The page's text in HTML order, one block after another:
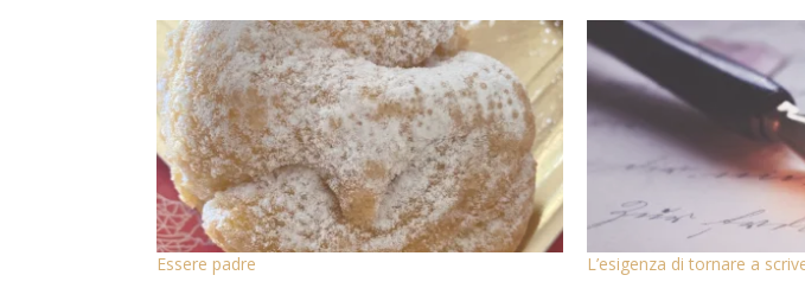
Essere padre L’esigenza di tornare a